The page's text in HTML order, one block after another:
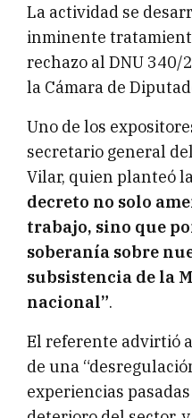
La actividad se
inminente
rechazo al DNU 340/
la Cámara de
Uno de los
secretario general
Vilar, quien planteó
decreto no solo
trabajo, sino que
soberanía sobre
subsistencia de la
nacional”.
El referente advirtió
de una
experiencias